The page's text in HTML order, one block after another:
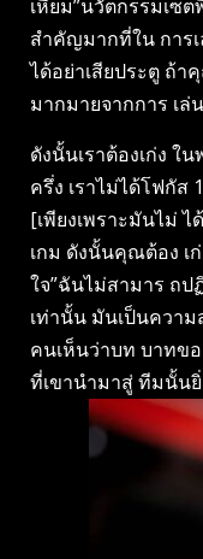
เหี้ยม”นวัตกรรมเ
สําคัญมากที่ใน การ
ได้อย่าเสียประตู ถ้า
มากมายจากการ เล่
ดังนั้นเราต้องเก่ง ใ
ครึ่ง เราไม่ได้โฟกัส
[เพียงเพราะมันไม่
เกม ดังนั้นคุณต้อง เ
ใจ”ฉันไม่สามาร ถป
เท่านั้น มันเป็นควา
คนเห็นว่าบท บาทข
ที่เขานํามาสู่ ทีมนั้น